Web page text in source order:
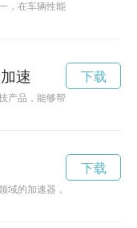
，在车辆性能方面表现出众
速
产品，能够帮助人们改变生
下载
域的加速器，致力于为初创
下载